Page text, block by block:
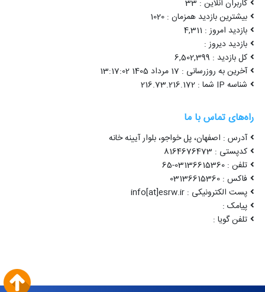
کاربران آنلاین : 33
بیشترین بازدید همزمان : 1020
بازدید امروز : 4,311
بازدید دیروز :
کل بازدید : 6,502,399
آخرین به روزرسانی : 17 مرداد 1405 13:17:02
شناسه IP شما : 216.73.216.172
راه‌های تماس با ما
آدرس : اصفهان، پل خواجو، بلوار آیینه خانه
کدپستی : 8164676473
تلفن : 03136615360-65
فاکس : 03136615360
پست الکترونیکی : info[at]esrw.ir
پیامک :
تلفن گویا :